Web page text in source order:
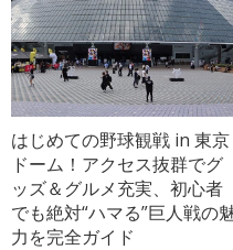
はじめての野球観戦 in 東京
ドーム！アクセス抜群でグ
ッズ＆グルメ充実、初心者
でも絶対“ハマる”巨人戦の
力を完全ガイド